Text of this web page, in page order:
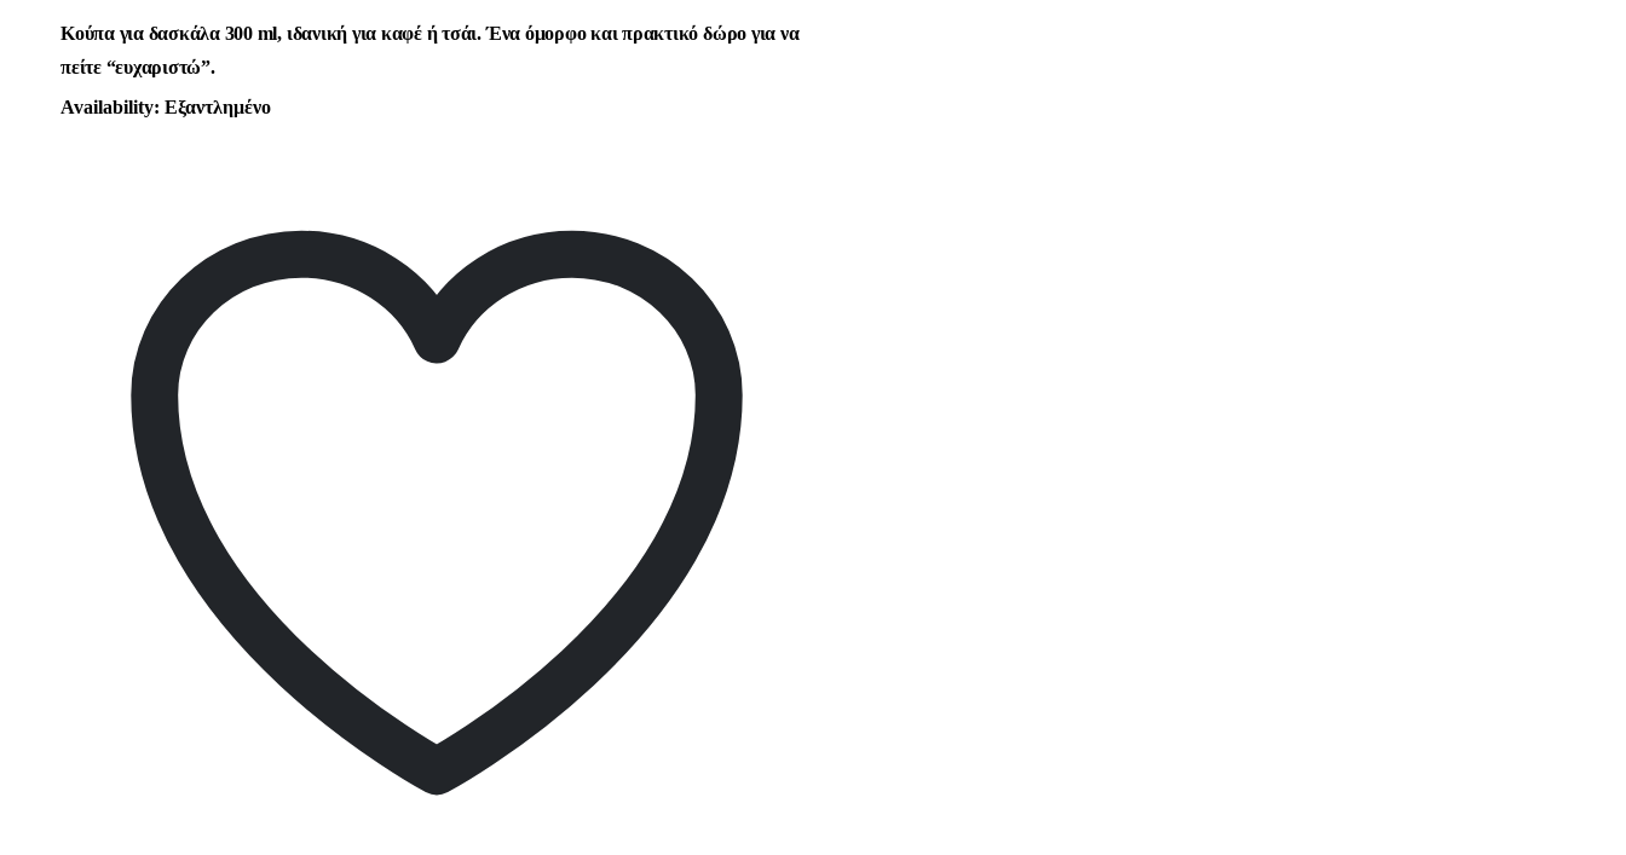
Κούπα για δασκάλα 300 ml, ιδανική για καφέ ή τσάι. Ένα όμορφο και πρακτικό δώρο για να
πείτε “ευχαριστώ”.
Availability: Εξαντλημένο